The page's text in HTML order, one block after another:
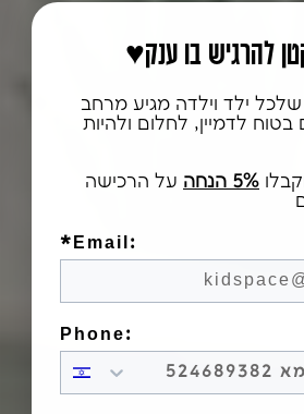
להרגיש בו ענק
שלכל ילד וילדה מגיע מרחב
לדמיין, לחלום ולהיות
5% הנחה
על הרכישה
*Email:
Phone: